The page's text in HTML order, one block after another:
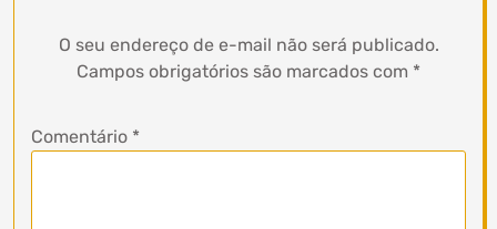
O seu endereço de e-mail não será publicado.
Campos obrigatórios são marcados com *
Comentário *